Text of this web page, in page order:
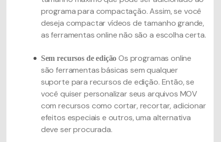
programa para compactação. Assim, se você
deseja compactar vídeos de tamanho grande,
as ferramentas online não são a escolha certa.
Sem recursos de edição Os programas online
são ferramentas básicas sem qualquer
suporte para recursos de edição. Então, se
você quiser personalizar seus arquivos MOV
com recursos como cortar, recortar, adicionar
efeitos especiais e outros, uma alternativa
deve ser procurada.